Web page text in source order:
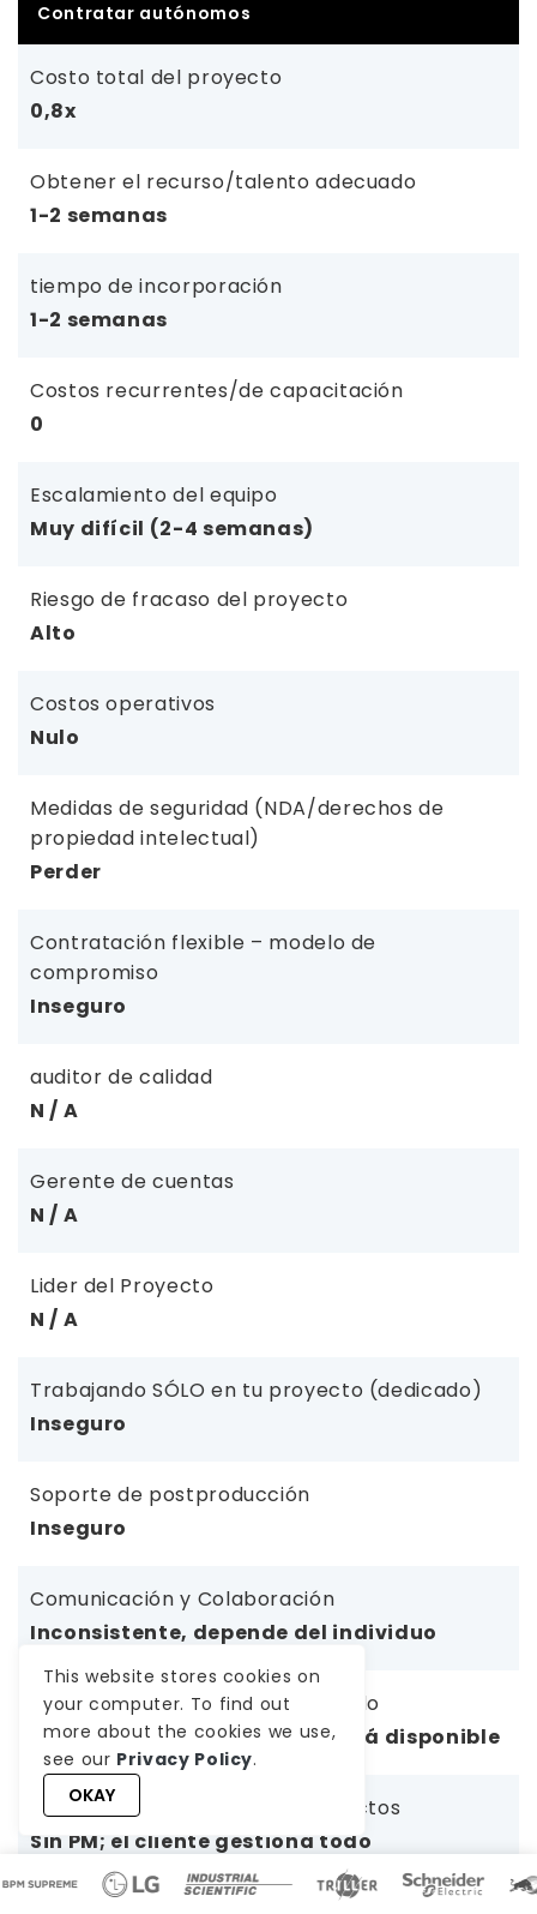
Contratar autónomos
Costo total del proyecto
0,8x
Obtener el recurso/talento adecuado
1-2 semanas
tiempo de incorporación
1-2 semanas
Costos recurrentes/de capacitación
0
Escalamiento del equipo
Muy difícil (2-4 semanas)
Riesgo de fracaso del proyecto
Alto
Costos operativos
Nulo
Medidas de seguridad (NDA/derechos de
propiedad intelectual)
Perder
Contratación flexible – modelo de
compromiso
Inseguro
auditor de calidad
N / A
Gerente de cuentas
N / A
Lider del Proyecto
N / A
Trabajando SÓLO en tu proyecto (dedicado)
Inseguro
Soporte de postproducción
Inseguro
Comunicación y Colaboración
Inconsistente, depende del individuo
Continuidad del Equipo & Respaldo
Sin respaldo; retrasos si no está disponible
Supervisión de Gestión de Proyectos
Sin PM; el cliente gestiona todo
This website stores cookies on
your computer. To find out
more about the cookies we use,
see our Privacy Policy.
OKAY